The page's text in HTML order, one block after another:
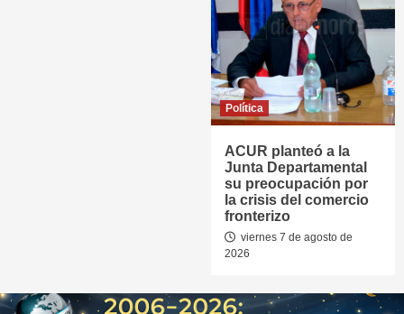
Política
ACUR planteó a la
Junta Departamental
su preocupación por
la crisis del comercio
fronterizo
viernes 7 de agosto de
2026